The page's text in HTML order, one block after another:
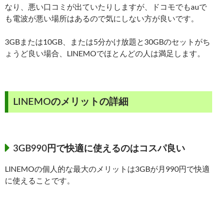
なり、悪い口コミが出ていたりしますが、ドコモでもauで
も電波が悪い場所はあるので気にしない方が良いです。
3GBまたは10GB、または5分かけ放題と30GBのセットがち
ょうど良い場合、LINEMOでほとんどの人は満足します。
LINEMOのメリットの詳細
3GB990円で快適に使えるのはコスパ良い
LINEMOの個人的な最大のメリットは3GBが月990円で快適
に使えることです。